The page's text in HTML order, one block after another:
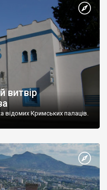
витвір
відомих Кримських палаців.